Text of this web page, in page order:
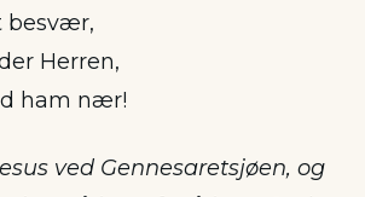
besvær,
Herren,
ham nær!
ved Gennesaretsjøen, og